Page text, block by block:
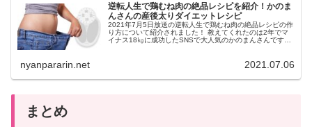
逆転人生で鶏むね肉の絶品レシピを紹介！かのま
んさんの産後太りダイエットレシピ
2021年7月5日放送の逆転人生で鶏むね肉の絶品レシピの作
り方について紹介されました！ 教えてくれたのは2年でマ
イナス18㎏に成功したSNSで大人気のかのまんさんです。
nyanpararin.net 2021.07.06
まとめ